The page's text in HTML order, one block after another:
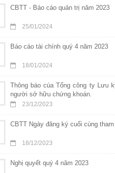
CBTT - Báo cáo quản trị năm 2023
25/01/2024
Báo cáo tài chính quý 4 năm 2023
18/01/2024
Thông báo cúa Tổng công ty Lưu
người sở hữu chứng khoán.
23/12/2023
CBTT Ngày đăng ký cuối cùng
18/12/2023
Nghị quyết quý 4 năm 2023